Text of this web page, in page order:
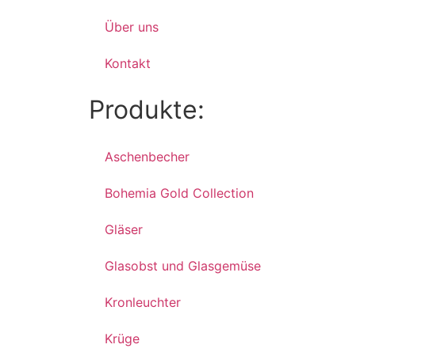
Über uns
Kontakt
Produkte:
Aschenbecher
Bohemia Gold Collection
Gläser
Glasobst und Glasgemüse
Kronleuchter
Krüge